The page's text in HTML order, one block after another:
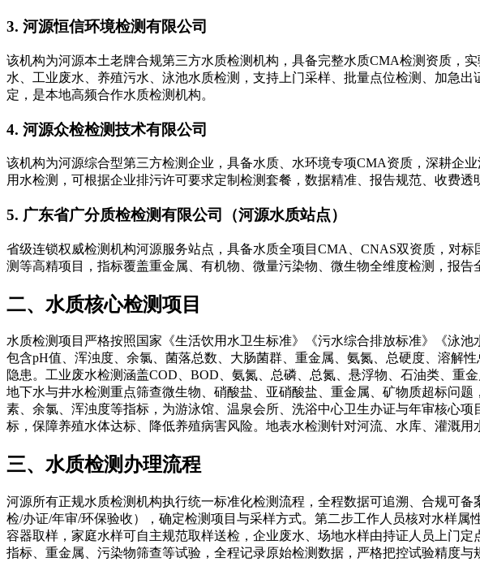
3. 河源恒信环境检测有限公司
该机构为河源本土老牌合规第三方水质检测机构，具备完整水质CMA检测资质，
水、工业废水、养殖污水、泳池水质检测，支持上门采样、批量点位检测、加急
定，是本地高频合作水质检测机构。
4. 河源众检检测技术有限公司
该机构为河源综合型第三方检测企业，具备水质、水环境专项CMA资质，深耕企
用水检测，可根据企业排污许可要求定制检测套餐，数据精准、报告规范、收费
5. 广东省广分质检检测有限公司（河源水质站点）
省级连锁权威检测机构河源服务站点，具备水质全项目CMA、CNAS双资质，对
测等高精项目，指标覆盖重金属、有机物、微量污染物、微生物全维度检测，报
二、水质核心检测项目
水质检测项目严格按照国家《生活饮用水卫生标准》《污水综合排放标准》《泳
包含pH值、浑浊度、余氯、菌落总数、大肠菌群、重金属、氨氮、总硬度、溶解
隐患。工业废水检测涵盖COD、BOD、氨氮、总磷、总氮、悬浮物、石油类、重
地下水与井水检测重点筛查微生物、硝酸盐、亚硝酸盐、重金属、矿物质超标问
素、余氯、浑浊度等指标，为游泳馆、温泉会所、洗浴中心卫生办证与年审核心
标，保障养殖水体达标、降低养殖病害风险。地表水检测针对河流、水库、灌溉
三、水质检测办理流程
河源所有正规水质检测机构执行统一标准化检测流程，全程数据可追溯、合规可
检/办证/年审/环保验收），确定检测项目与采样方式。第二步工作人员核对水样
容器取样，家庭水样可自主规范取样送检，企业废水、场地水样由持证人员上门
指标、重金属、污染物筛查等试验，全程记录原始检测数据，严格把控试验精度